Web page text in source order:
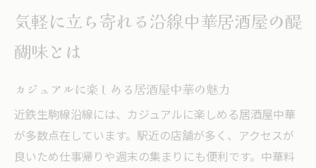
気軽に立ち寄れる沿線中華居酒屋の醍
醐味とは
カジュアルに楽しめる居酒屋中華の魅力
近鉄生駒線沿線には、カジュアルに楽しめる居酒屋中華
が多数点在しています。駅近の店舗が多く、アクセスが
良いため仕事帰りや週末の集まりにも便利です。中華料